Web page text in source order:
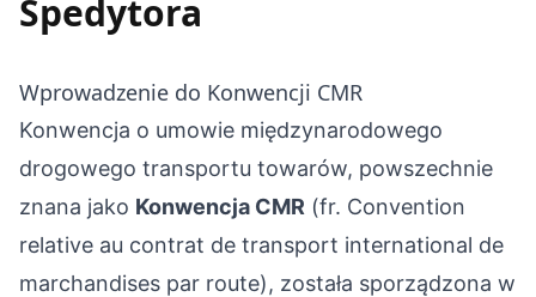
Spedytora
Wprowadzenie do Konwencji CMR
Konwencja o umowie międzynarodowego
drogowego transportu towarów, powszechnie
znana jako Konwencja CMR (fr. Convention
relative au contrat de transport international de
marchandises par route), została sporządzona w